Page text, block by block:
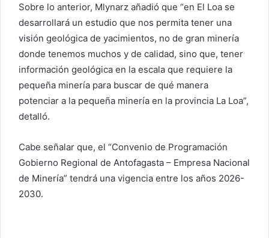
Sobre lo anterior, Mlynarz añadió que “en El Loa se
desarrollará un estudio que nos permita tener una
visión geológica de yacimientos, no de gran minería
donde tenemos muchos y de calidad, sino que, tener
información geológica en la escala que requiere la
pequeña minería para buscar de qué manera
potenciar a la pequeña minería en la provincia La Loa”,
detalló.
Cabe señalar que, el “Convenio de Programación
Gobierno Regional de Antofagasta – Empresa Nacional
de Minería” tendrá una vigencia entre los años 2026-
2030.